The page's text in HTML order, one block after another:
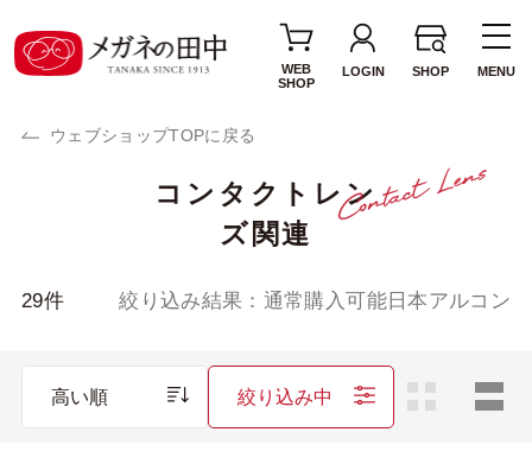
WEB
SHOP
LOGIN SHOP MENU
ウェブショップTOPに戻る
コンタクトレン
ズ関連
29件 絞り込み結果： 通常購入可能日本アルコン
高い順 絞り込み中
使用期間・タイプ
1MONTH(1ヶ月交
カラーレンズ
サークルレンズ
乱視用レンズ
遠近両用レンズ